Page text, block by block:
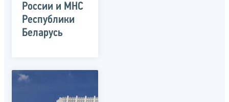
России и МНС
Республики
Беларусь